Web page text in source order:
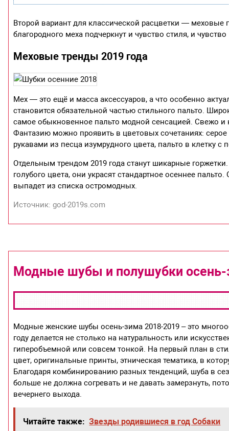
Второй вариант для классической расцветки —
благородного меха подчеркнут и чувство стиля, и
Меховые тренды 2019 года
Мех — это ещё и масса аксессуаров, а что особенно
становится обязательной частью стильного пальто.
самое обыкновенное пальто модной сенсацией. Свежо
Фантазию можно проявить в цветовых сочетаниях:
рукавами из песца изумрудного цвета, пальто в клетку
Отдельным трендом 2019 года станут шикарные
голубого цвета, они украсят стандартное осеннее
выпадет из списка остромодных.
Источник: god-2019s.com
Модные шубы и полушубки осень-
Модные женские шубы осень-зима 2018-2019 – это
году делается не столько на натуральность или
гиперобъемной или совсем тонкой. На первый план в
цвет, оригинальные принты, этническая тематика, в
Благодаря комбинированию разных тенденций, шуба в
больше не должна согревать и не давать замерзнуть,
вечернего выхода.
Читайте также: Звезды родившиеся в год Собаки